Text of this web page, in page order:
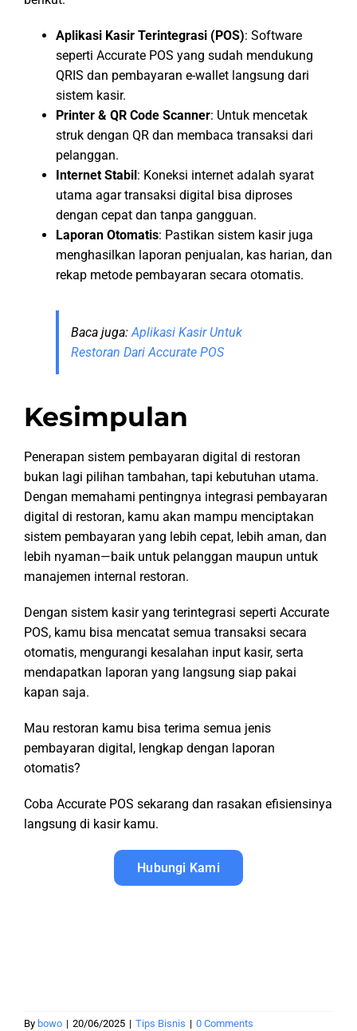
Aplikasi Kasir Terintegrasi (POS): Software
seperti Accurate POS yang sudah mendukung
QRIS dan pembayaran e-wallet langsung dari
sistem kasir.
Printer & QR Code Scanner: Untuk mencetak
struk dengan QR dan membaca transaksi dari
pelanggan.
Internet Stabil: Koneksi internet adalah syarat
utama agar transaksi digital bisa diproses
dengan cepat dan tanpa gangguan.
Laporan Otomatis: Pastikan sistem kasir juga
menghasilkan laporan penjualan, kas harian, dan
rekap metode pembayaran secara otomatis.
Baca juga: Aplikasi Kasir Untuk
Restoran Dari Accurate POS
Kesimpulan
Penerapan sistem pembayaran digital di restoran
bukan lagi pilihan tambahan, tapi kebutuhan utama.
Dengan memahami pentingnya integrasi pembayaran
digital di restoran, kamu akan mampu menciptakan
sistem pembayaran yang lebih cepat, lebih aman, dan
lebih nyaman—baik untuk pelanggan maupun untuk
manajemen internal restoran.
Dengan sistem kasir yang terintegrasi seperti Accurate
POS, kamu bisa mencatat semua transaksi secara
otomatis, mengurangi kesalahan input kasir, serta
mendapatkan laporan yang langsung siap pakai
kapan saja.
Mau restoran kamu bisa terima semua jenis
pembayaran digital, lengkap dengan laporan
otomatis?
Coba Accurate POS sekarang dan rasakan efisiensinya
langsung di kasir kamu.
Hubungi Kami
By bowo | 20/06/2025 | Tips Bisnis | 0 Comments